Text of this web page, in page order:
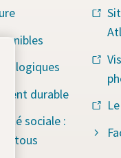
durable
sociale :
tous